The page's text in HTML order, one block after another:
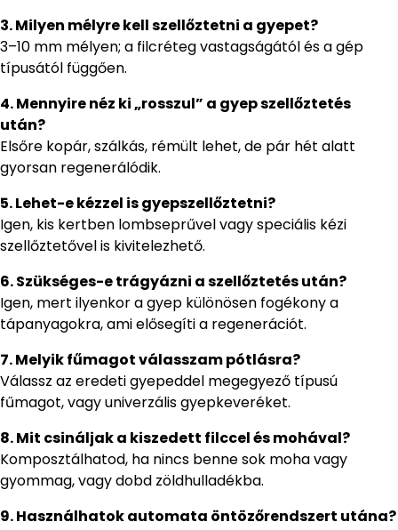
3. Milyen mélyre kell szellőztetni a gyepet?
3–10 mm mélyen; a filcréteg vastagságától és a gép
típusától függően.
4. Mennyire néz ki „rosszul” a gyep szellőztetés
után?
Elsőre kopár, szálkás, rémült lehet, de pár hét alatt
gyorsan regenerálódik.
5. Lehet-e kézzel is gyepszellőztetni?
Igen, kis kertben lombseprűvel vagy speciális kézi
szellőztetővel is kivitelezhető.
6. Szükséges-e trágyázni a szellőztetés után?
Igen, mert ilyenkor a gyep különösen fogékony a
tápanyagokra, ami elősegíti a regenerációt.
7. Melyik fűmagot válasszam pótlásra?
Válassz az eredeti gyepeddel megegyező típusú
fűmagot, vagy univerzális gyepkeveréket.
8. Mit csináljak a kiszedett filccel és mohával?
Komposztálhatod, ha nincs benne sok moha vagy
gyommag, vagy dobd zöldhulladékba.
9. Használhatok automata öntözőrendszert utána?